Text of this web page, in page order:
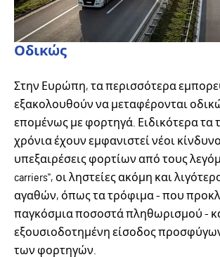
Οδικώς
Στην Ευρώπη, τα περισσότερα
εξακολουθούν να μεταφέρονται
επομένως με φορτηγά. Ειδικότερα τα
χρόνια έχουν εμφανιστεί νέοι
υπεξαιρέσεις φορτίων από τους
carriers", οι ληστείες ακόμη και
αγαθών, όπως τα τρόφιμα - που
παγκόσμια ποσοστά πληθωρισμού -
εξουσιοδοτημένη είσοδος
των φορτηγών.